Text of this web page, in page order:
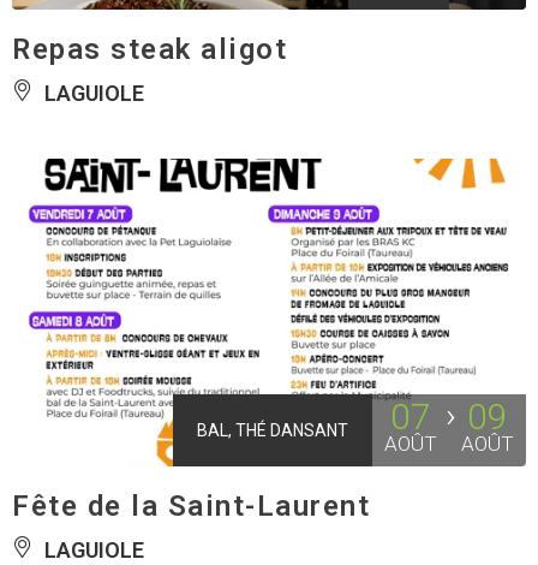
Repas steak aligot
LAGUIOLE
BAL, THÉ DANSANT 07
AOÛT
09
AOÛT
Fête de la Saint-Laurent
LAGUIOLE